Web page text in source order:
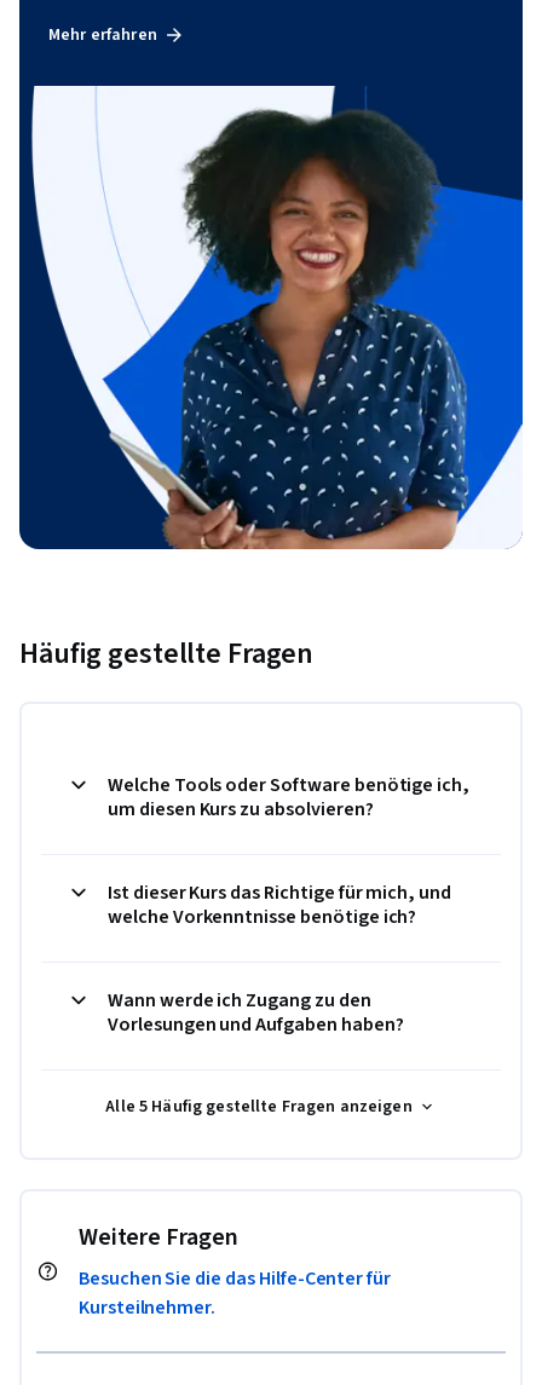
Mehr erfahren
Häufig gestellte Fragen
Welche Tools oder Software benötige ich,
um diesen Kurs zu absolvieren?
Ist dieser Kurs das Richtige für mich, und
welche Vorkenntnisse benötige ich?
Wann werde ich Zugang zu den
Vorlesungen und Aufgaben haben?
Alle 5 Häufig gestellte Fragen anzeigen
Weitere Fragen
Besuchen Sie die das Hilfe-Center für
Kursteilnehmer.